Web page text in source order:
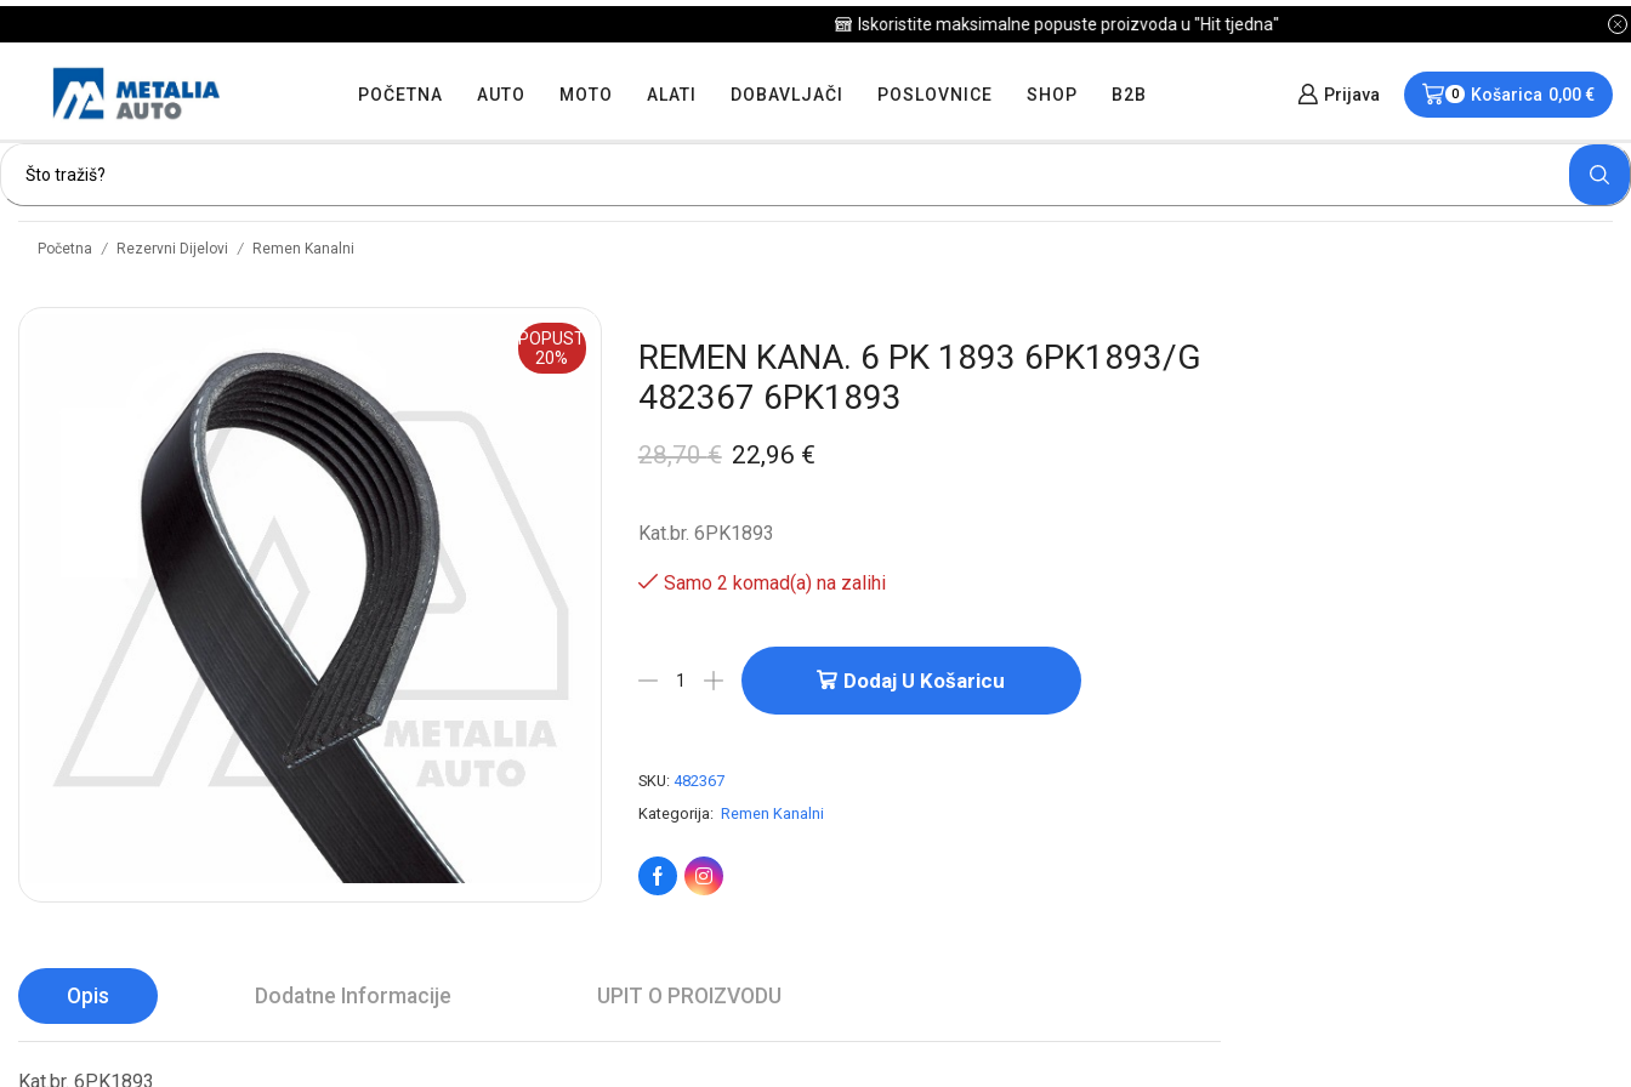
Iskoristite maksimalne popuste proizvoda u "Hit tjedna"
POČETNA AUTO MOTO ALATI DOBAVLJAČI POSLOVNICE SHOP B2B Prijava 0 Košarica 0,00€
Početna / Rezervni Dijelovi / Remen Kanalni
POPUST
20%
REMEN KANA. 6 PK 1893 6PK1893/G
482367 6PK1893
28,70€ 22,96 €
Kat.br. 6PK1893
Samo 2 komad(a) na zalihi
Dodaj U Košaricu
SKU: 482367
Kategorija: Remen Kanalni
Opis Dodatne Informacije UPIT O PROIZVODU
Kat.br. 6PK1893